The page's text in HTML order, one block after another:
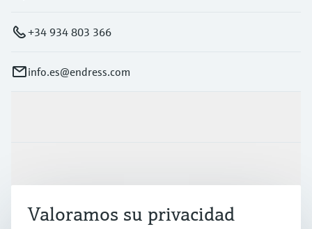
+34 934 803 366
info.es@endress.com
Soporte
Valoramos su privacidad